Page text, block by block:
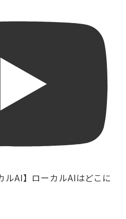
ルAI】ローカルAIはどこに